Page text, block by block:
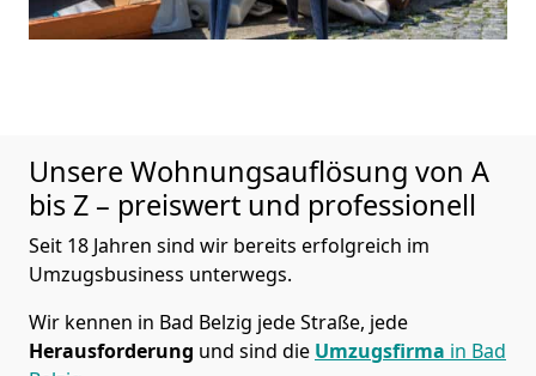
Unsere Wohnungsauflösung von A
bis Z – preiswert und professionell
Seit 18 Jahren sind wir bereits erfolgreich im
Umzugsbusiness unterwegs.
Wir kennen in Bad Belzig jede Straße, jede
Herausforderung und sind die Umzugsfirma in Bad